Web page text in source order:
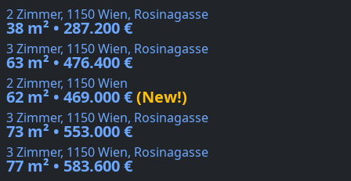
2 Zimmer, 1150 Wien, Rosinagasse
38 m² • 287.200 €
3 Zimmer, 1150 Wien, Rosinagasse
63 m² • 476.400 €
2 Zimmer, 1150 Wien
62 m² • 469.000 €(New!)
3 Zimmer, 1150 Wien, Rosinagasse
73 m² • 553.000 €
3 Zimmer, 1150 Wien, Rosinagasse
77 m² • 583.600 €